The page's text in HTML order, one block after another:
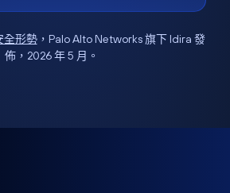
全形勢，Palo Alto Networks 旗下 Idira 發
佈，2026 年 5 月。